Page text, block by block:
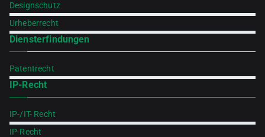
Designschutz
Urheberrecht
Diensterfindungen
Patentrecht
IP-Recht
IP-/IT- Recht
IP-Recht